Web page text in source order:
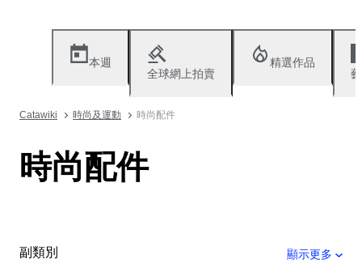
本週
全球網上拍賣
精選作品
Catawiki 時尚及運動 時尚配件
時尚配件
副類別 顯示更多